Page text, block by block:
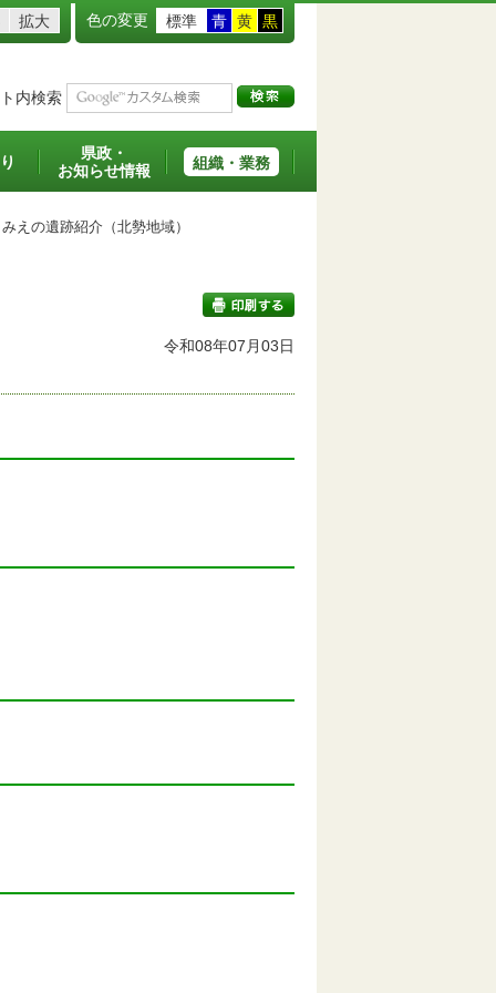
拡大 色の変更 標準 青 黄 黒
内検索
県政・
お知らせ情報
組織・業務
えの遺跡紹介（北勢地域）
印刷する
令和08年07月03日